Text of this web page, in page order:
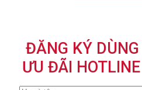
ĐĂNG KÝ
ƯU ĐÃI